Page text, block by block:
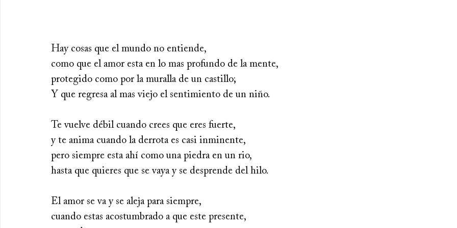
Hay cosas que el mundo no entiende,
como que el amor esta en lo mas profundo de la mente,
protegido como por la muralla de un castillo;
Y que regresa al mas viejo el sentimiento de un niño.
Te vuelve débil cuando crees que eres fuerte,
y te anima cuando la derrota es casi inminente,
pero siempre esta ahí como una piedra en un rio,
hasta que quieres que se vaya y se desprende del hilo.
El amor se va y se aleja para siempre,
cuando estas acostumbrado a que este presente,